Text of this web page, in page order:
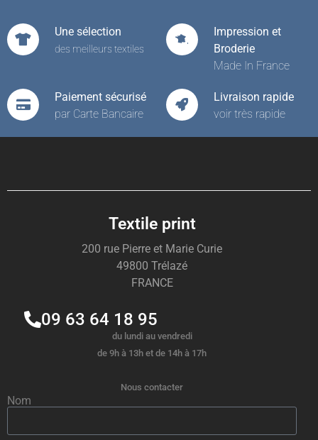
Une sélection
des meilleurs textiles
Impression et
Broderie
Made In France
Paiement sécurisé
par Carte Bancaire
Livraison rapide
voir très rapide
Textile print
200 rue Pierre et Marie Curie
49800 Trélazé
FRANCE
09 63 64 18 95
du lundi au vendredi
de 9h à 13h et de 14h à 17h
Nous contacter
Nom